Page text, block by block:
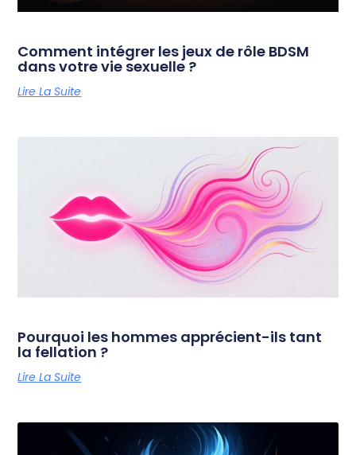
Comment intégrer les jeux de rôle BDSM
dans votre vie sexuelle ?
Lire La Suite
Pourquoi les hommes apprécient-ils tant
la fellation ?
Lire La Suite